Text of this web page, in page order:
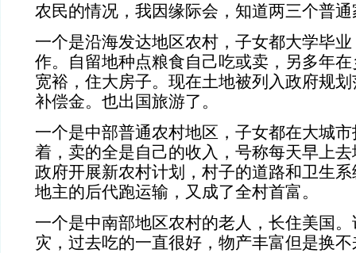
农民的情况，我因缘际会，知道两三个普
一个是沿海发达地区农村，子女都大学毕
作。自留地种点粮食自己吃或卖，另多年
宽裕，住大房子。现在土地被列入政府规
补偿金。也出国旅游了。
一个是中部普通农村地区，子女都在大城
着，卖的全是自己的收入，号称每天早上
政府开展新农村计划，村子的道路和卫生
地主的后代跑运输，又成了全村首富。
一个是中南部地区农村的老人，长住美国
灾，过去吃的一直很好，物产丰富但是换